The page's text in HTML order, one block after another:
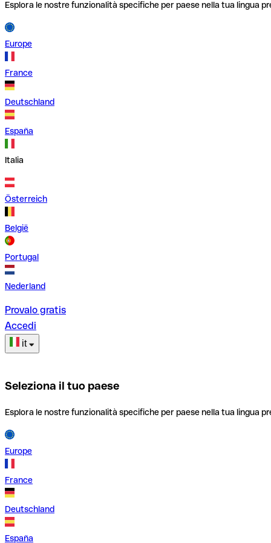
Esplora le nostre funzionalità specifiche per paese nella tua lingua
Europe
France
Deutschland
España
Italia
Österreich
België
Portugal
Nederland
Provalo gratis
Accedi
it
Seleziona il tuo paese
Esplora le nostre funzionalità specifiche per paese nella tua lingua
Europe
France
Deutschland
España